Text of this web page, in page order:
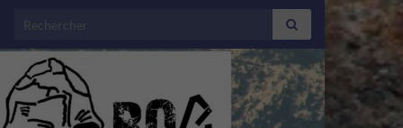
Search for: